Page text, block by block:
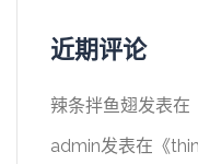
近期评论
辣条拌鱼翅发表在
admin发表在《